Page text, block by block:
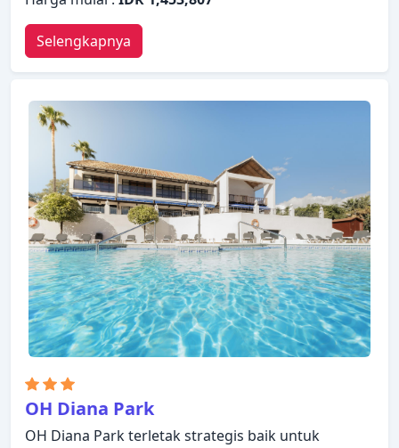
akan merasakan bahwa mereka menginap di
properti yang nyaman. Manfaatkan layanan kamar
24 jam, WiFi gratis di semua kamar, resepsionis 24
jam, fasilitas untuk tamu dengan kebutuhan
khusus, penyimpanan barang yang disediakan
hotel. Kamar dilengkapi dengan segala fasilitas
yang Anda butuhkan untuk bermalam dengan
nyaman. Di beberapa kamar terdapat televisi layar
datar, ruang keluarga terpisah, akses internet -
WiFi, akses internet WiFi (gratis), kamar bebas asap
rokok. Beristirahatlah setelah seharian beraktivitas
dan nikmati hot tub, pusat kebugaran, sauna,
kolam renang luar ruangan, spa. Apa pun alasan
Anda mengunjungi Estepona, H10 Estepona Palace
Hotel akan membuat Anda langsung merasa
seperti di rumah.
Selengkapnya
OH Diana Park
OH Diana Park terletak strategis baik untuk